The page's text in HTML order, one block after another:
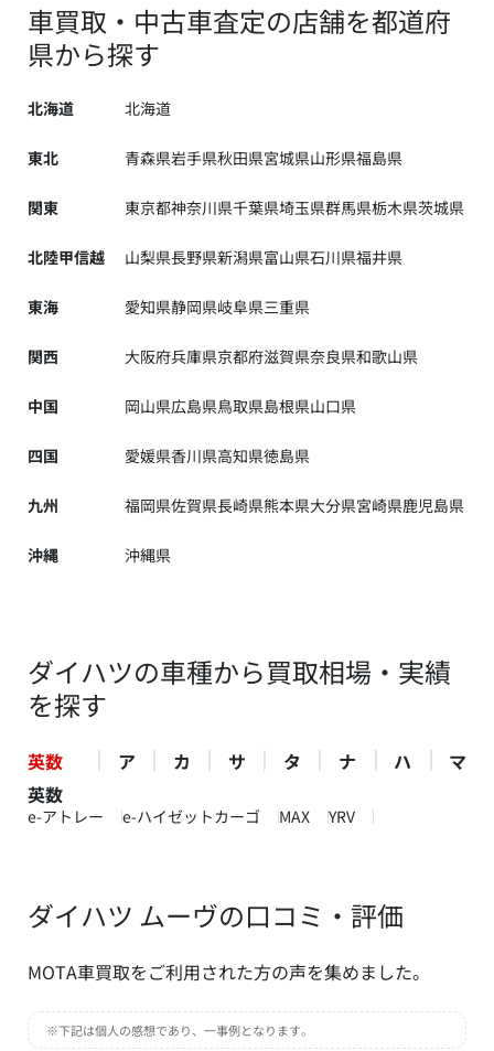
車買取・中古車査定の店舗を都道府
県から探す
北海道 北海道
東北 青森県岩手県秋田県宮城県山形県福島県
関東 東京都神奈川県千葉県埼玉県群馬県栃木県茨城県
北陸甲信越 山梨県長野県新潟県富山県石川県福井県
東海 愛知県静岡県岐阜県三重県
関西 大阪府兵庫県京都府滋賀県奈良県和歌山県
中国 岡山県広島県鳥取県島根県山口県
四国 愛媛県香川県高知県徳島県
九州 福岡県佐賀県長崎県熊本県大分県宮崎県鹿児島県
沖縄 沖縄県
ダイハツの車種から買取相場・実績
を探す
英数 ア カ サ タ ナ ハ
マ
英数
e-アトレー e-ハイゼットカーゴ MAX YRV
ダイハツ ムーヴの口コミ・評価
MOTA車買取をご利用された方の声を集めました。
※下記は個人の感想であり、一事例となります。